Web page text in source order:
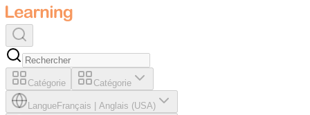
Catégorie Catégorie
LangueFrançais Anglais (USA)